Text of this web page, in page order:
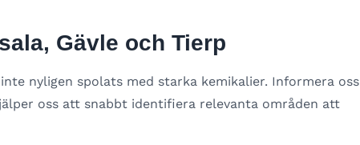
Gävle och Tierp
nyligen spolats med starka kemikalier. Informera oss
oss att snabbt identifiera relevanta områden att